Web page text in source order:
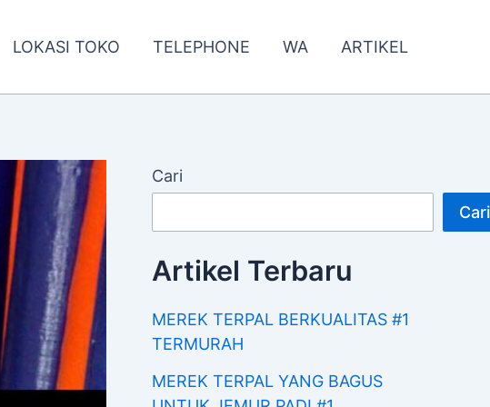
LOKASI TOKO TELEPHONE WA ARTIKEL
Cari
Cari
Artikel Terbaru
MEREK TERPAL BERKUALITAS #1
TERMURAH
MEREK TERPAL YANG BAGUS